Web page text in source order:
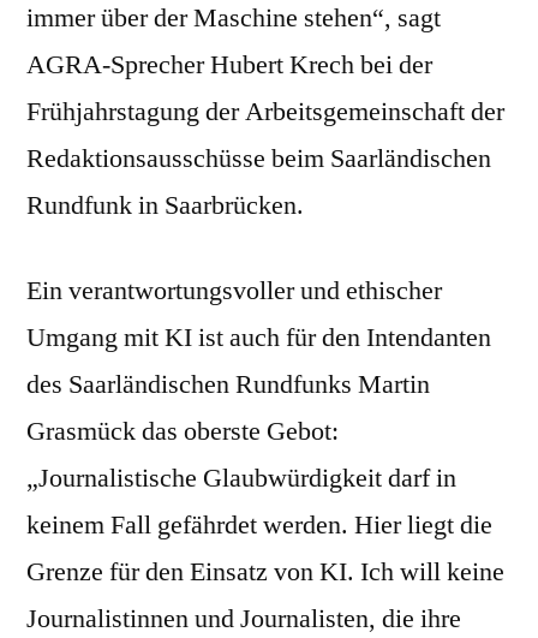
immer über der Maschine stehen“, sagt
AGRA-Sprecher Hubert Krech bei der
Frühjahrstagung der Arbeitsgemeinschaft der
Redaktionsausschüsse beim Saarländischen
Rundfunk in Saarbrücken.
Ein verantwortungsvoller und ethischer
Umgang mit KI ist auch für den Intendanten
des Saarländischen Rundfunks Martin
Grasmück das oberste Gebot:
„Journalistische Glaubwürdigkeit darf in
keinem Fall gefährdet werden. Hier liegt die
Grenze für den Einsatz von KI. Ich will keine
Journalistinnen und Journalisten, die ihre